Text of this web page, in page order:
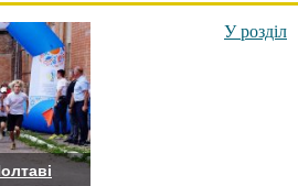
У розділ